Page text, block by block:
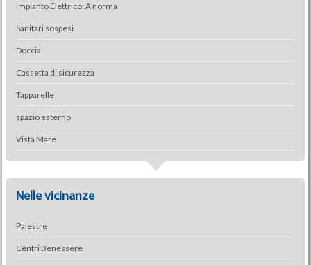
Impianto Elettrico: A norma
Sanitari sospesi
Doccia
Cassetta di sicurezza
Tapparelle
spazio esterno
Vista Mare
Nelle vicinanze
Palestre
Centri Benessere